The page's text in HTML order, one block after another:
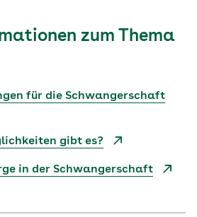
zum Thema
für die Schwangerschaft
gibt es?
in der Schwangerschaft